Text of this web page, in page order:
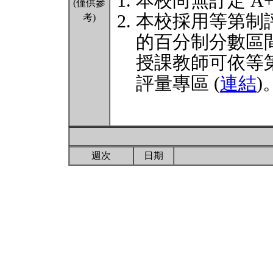
(僅供參
考)
本校採用等第制
的百分制分數區
授課教師可依等
評量專區 (連結)
週次 日期